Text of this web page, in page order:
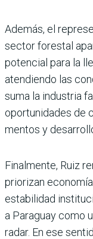
Además, el
sector forestal
potencial para la
atendiendo las
suma la industria
oportunidades de
mentos y
Finalmente, Ruiz
prio­rizan
estabilidad
a Paraguay como
radar. En ese